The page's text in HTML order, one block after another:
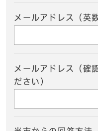
メールアドレス（英
メールアドレス（確
ださい）